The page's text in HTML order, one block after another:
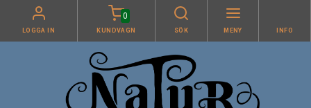
LOGGA IN
0
KUNDVAGN SÖK MENY INFO